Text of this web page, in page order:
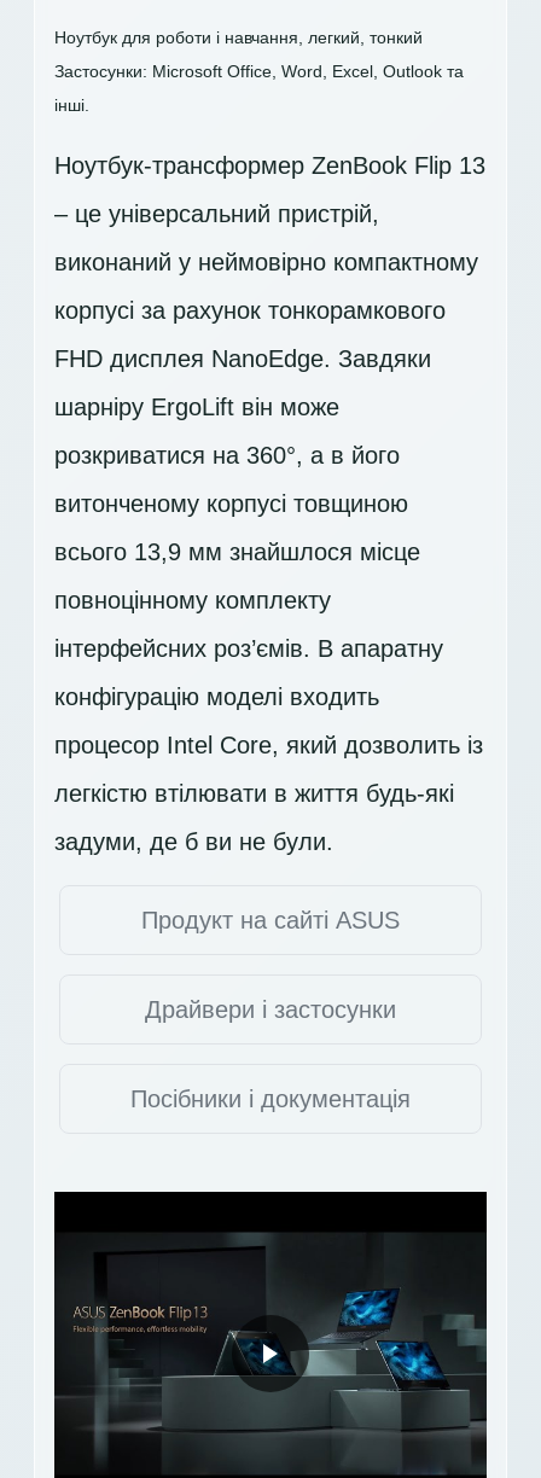
Ноутбук для роботи і навчання, легкий, тонкий
Застосунки: Microsoft Office, Word, Excel, Outlook та
інші.
Ноутбук-трансформер ZenBook Flip 13
– це універсальний пристрій,
виконаний у неймовірно компактному
корпусі за рахунок тонкорамкового
FHD дисплея NanoEdge. Завдяки
шарніру ErgoLift він може
розкриватися на 360°, а в його
витонченому корпусі товщиною
всього 13,9 мм знайшлося місце
повноцінному комплекту
інтерфейсних роз’ємів. В апаратну
конфігурацію моделі входить
процесор Intel Core, який дозволить із
легкістю втілювати в життя будь-які
задуми, де б ви не були.
Продукт на сайті ASUS
Драйвери і застосунки
Посібники і документація